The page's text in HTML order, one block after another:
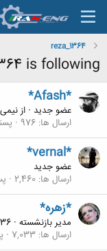
reza_1364
is following
*Afash*
عضو جدید · از
ارسال ها 976
*vernal*
عضو جدید
ارسال ها 2,460
*زهره*
مدیر بازنشسته ·
ارسال ها 7,033